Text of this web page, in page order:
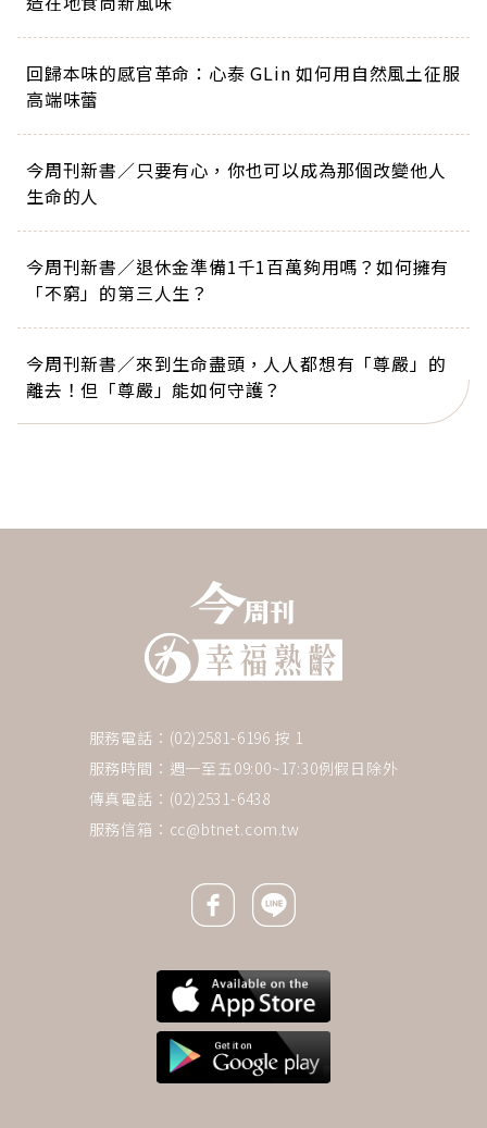
回歸本味的感官革命：心泰 GLin 如何用自然風土征服
高端味蕾
今周刊新書／只要有心，你也可以成為那個改變他人
生命的人
今周刊新書／退休金準備1千1百萬夠用嗎？如何擁有
「不窮」的第三人生？
今周刊新書／來到生命盡頭，人人都想有「尊嚴」的
離去！但「尊嚴」能如何守護？
服務電話：(02)2581-6196 按 1
服務時間：週一至五09:00~17:30例假日除外
傳真電話：(02)2531-6438
服務信箱： cc@btnet.com.tw
Facebook icon
Line icon